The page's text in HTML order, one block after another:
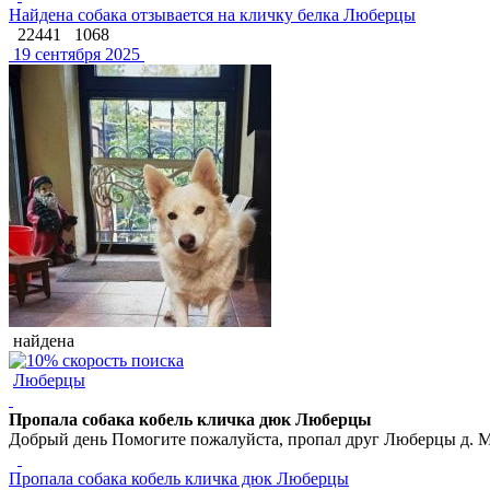
Найдена собака отзывается на кличку белка Люберцы
22441
1068
19 сентября 2025
найдена
Люберцы
Пропала собака кобель кличка дюк Люберцы
Добрый день Помогите пожалуйста, пропал друг Люберцы д.
Пропала собака кобель кличка дюк Люберцы